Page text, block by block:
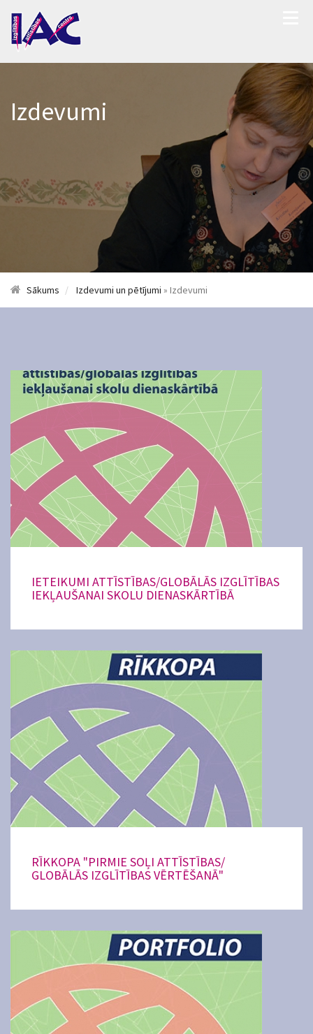
Izdevumi
Sākums Izdevumi un pētījumi » Izdevumi
IETEIKUMI ATTĪSTĪBAS/GLOBĀLĀS IZGLĪTĪBAS
IEKĻAUŠANAI SKOLU DIENASKĀRTĪBĀ
RĪKKOPA "PIRMIE SOĻI ATTĪSTĪBAS/
GLOBĀLĀS IZGLĪTĪBAS VĒRTĒŠANĀ"